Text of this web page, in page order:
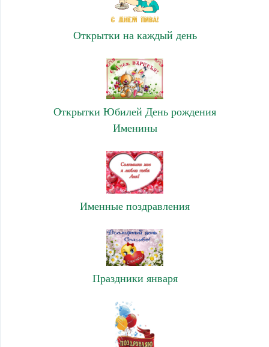
Открытки на каждый день
Открытки Юбилей День рождения
Именины
Именные поздравления
Праздники января